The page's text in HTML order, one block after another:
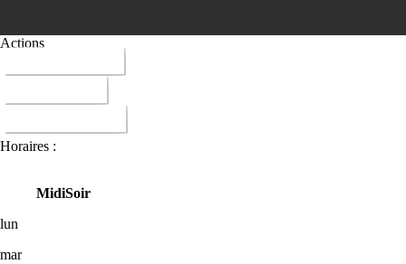
Actions
Horaires :
MidiSoir
lun
mar